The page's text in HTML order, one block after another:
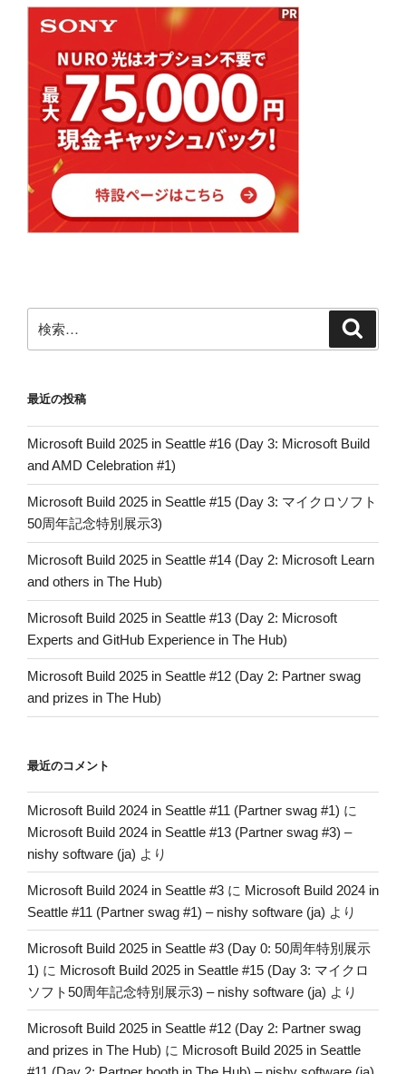
索:
最近の投稿
Microsoft Build 2025 in Seattle #16 (Day 3: Microsoft Build
and AMD Celebration #1)
Microsoft Build 2025 in Seattle #15 (Day 3: マイクロソフト
50周年記念特別展示3)
Microsoft Build 2025 in Seattle #14 (Day 2: Microsoft Learn
and others in The Hub)
Microsoft Build 2025 in Seattle #13 (Day 2: Microsoft
Experts and GitHub Experience in The Hub)
Microsoft Build 2025 in Seattle #12 (Day 2: Partner swag
and prizes in The Hub)
最近のコメント
Microsoft Build 2024 in Seattle #11 (Partner swag #1) に
Microsoft Build 2024 in Seattle #13 (Partner swag #3) –
nishy software (ja) より
Microsoft Build 2024 in Seattle #3 に Microsoft Build 2024 in
Seattle #11 (Partner swag #1) – nishy software (ja) より
Microsoft Build 2025 in Seattle #3 (Day 0: 50周年特別展示
1) に Microsoft Build 2025 in Seattle #15 (Day 3: マイクロ
ソフト50周年記念特別展示3) – nishy software (ja) より
Microsoft Build 2025 in Seattle #12 (Day 2: Partner swag
and prizes in The Hub) に Microsoft Build 2025 in Seattle